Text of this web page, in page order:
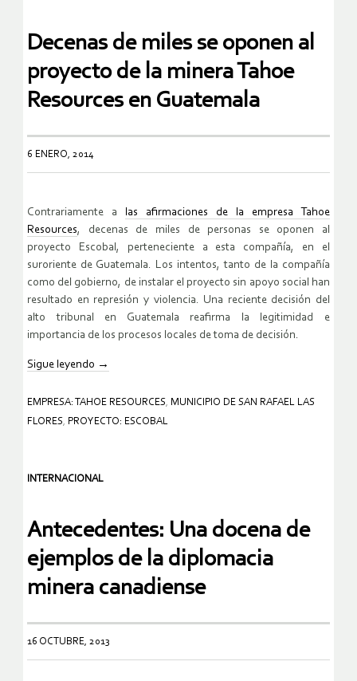
Decenas de miles se oponen al
proyecto de la minera Tahoe
Resources en Guatemala
6 ENERO, 2014
Contrariamente a
las afirmaciones de la empresa Tahoe
Resources, decenas de miles de personas se oponen al
proyecto Escobal, perteneciente a esta compañía, en el
suroriente de Guatemala. Los intentos, tanto de la compañía
como del gobierno, de instalar el proyecto sin apoyo social han
resultado en represión y violencia. Una reciente decisión del
alto tribunal en Guatemala reafirma la legitimidad e
importancia de los procesos locales de toma de decisión.
Sigue leyendo →
EMPRESA: TAHOE RESOURCES, MUNICIPIO DE SAN RAFAEL LAS
FLORES, PROYECTO: ESCOBAL
INTERNACIONAL
Antecedentes: Una docena de
ejemplos de la diplomacia
minera canadiense
16 OCTUBRE, 2013